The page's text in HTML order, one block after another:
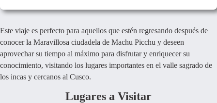
Este viaje es perfecto para aquellos que estén regresando después de
conocer la Maravillosa ciudadela de Machu Picchu y deseen
aprovechar su tiempo al máximo para disfrutar y enriquecer su
conocimiento, visitando los lugares importantes en el valle sagrado de
los incas y cercanos al Cusco.
Lugares a Visitar